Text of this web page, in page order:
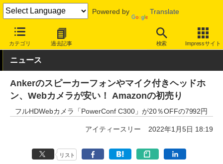
Powered by Translate
カテゴリ 過去記事 検索 Impressサイト
INTERNET Watch セール情報
ニュース
Ankerのスピーカーフォンやマイク付きヘッドホ
ン、Webカメラが安い！ Amazonの初売り
フルHDWebカメラ「PowerConf C300」が20％OFFの7992円
アイティースリー 2022年1月5日 18:19
リスト